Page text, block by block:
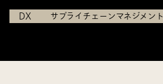
DX サプライチェーンマネジメント